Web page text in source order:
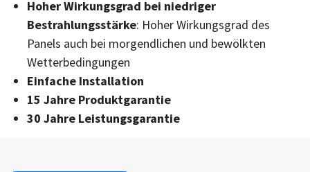
Hoher Wirkungsgrad bei niedriger
Bestrahlungsstärke: Hoher Wirkungsgrad des
Panels auch bei morgendlichen und bewölkten
Wetterbedingungen
Einfache Installation
15 Jahre Produktgarantie
30 Jahre Leistungsgarantie